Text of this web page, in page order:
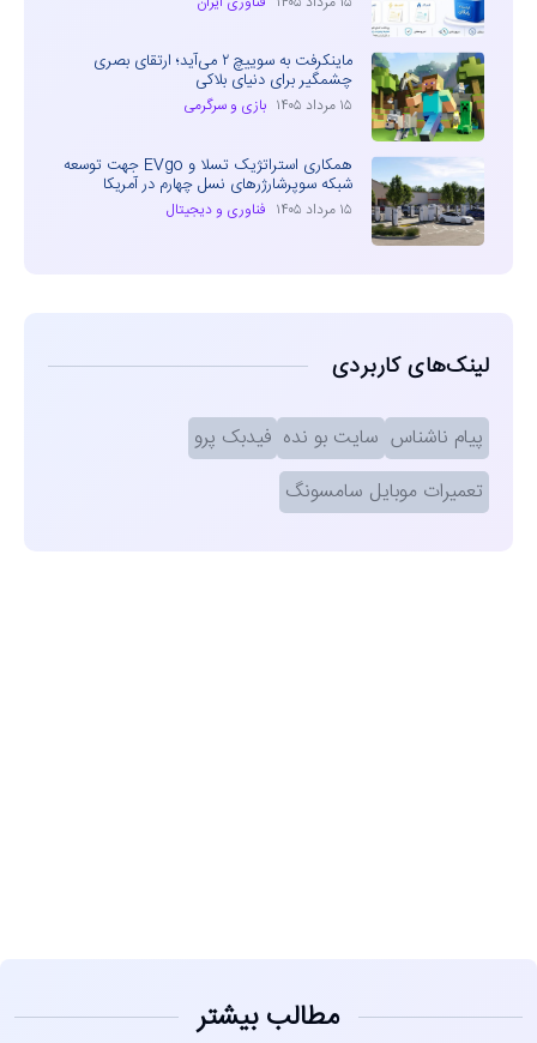
ماینکرفت به سوییچ ۲ می‌آید؛ ارتقای بصری
چشمگیر برای دنیای بلاکی
۱۵ مرداد ۱۴۰۵ بازی و سرگرمی
همکاری استراتژیک تسلا و EVgo جهت توسعه
شبکه سوپرشارژرهای نسل چهارم در آمریکا
۱۵ مرداد ۱۴۰۵ فناوری و دیجیتال
لینک‌های کاربردی
پیام ناشناس سایت بو نده فیدبک پرو
تعمیرات موبایل سامسونگ
مطالب بیشتر